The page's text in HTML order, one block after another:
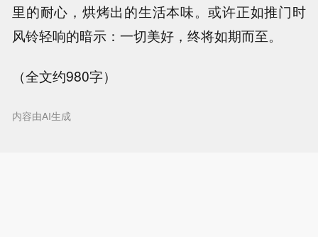
里的耐心，烘烤出的生活本味。或许正如推门时
风铃轻响的暗示：一切美好，终将如期而至。
（全文约980字）
内容由AI生成